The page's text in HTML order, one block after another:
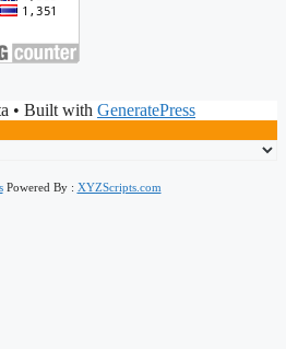
• Built with GeneratePress
Powered By : XYZScripts.com